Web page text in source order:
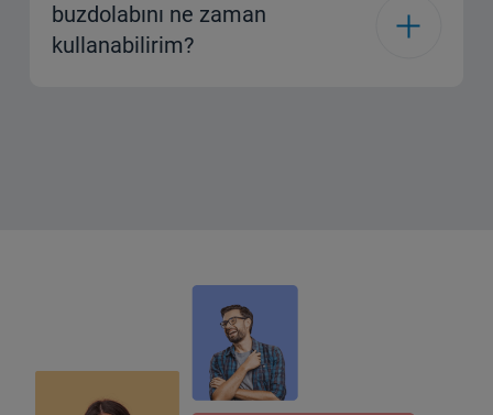
buzdolabını ne zaman
kullanabilirim?